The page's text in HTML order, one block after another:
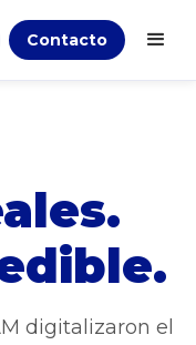
Contacto
digitalizaron el